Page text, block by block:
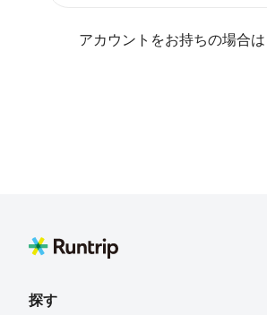
アカウントをお持ちの場合は
探す